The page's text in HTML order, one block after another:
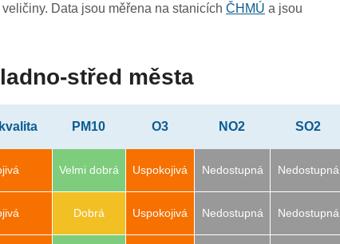
Data jsou měřena na stanicíchČHMÚ a jsou
střed města
PM10 O3 NO2 SO2
Velmi dobrá Uspokojivá Nedostupná Nedostupná
Dobrá Uspokojivá Nedostupná Nedostupná